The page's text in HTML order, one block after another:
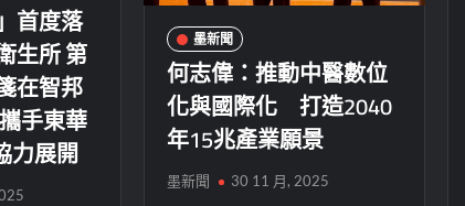
首度落
生所 第
在智邦
手東華
力展開
墨新聞
何志偉：推動中醫數位
化與國際化 打造2040
年15兆產業願景
墨新聞 30 11 月, 2025